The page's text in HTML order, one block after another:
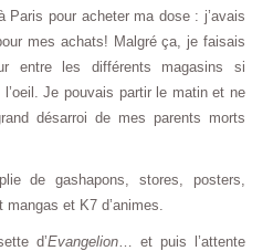
pour acheter ma dose : j’avais
mes achats! Malgré ça, je faisais
entre les différents magasins si
Je pouvais partir le matin et ne
désarroi de mes parents morts
de gashapons, stores, posters,
et K7 d’animes.
d’Evangelion… et puis l’attente